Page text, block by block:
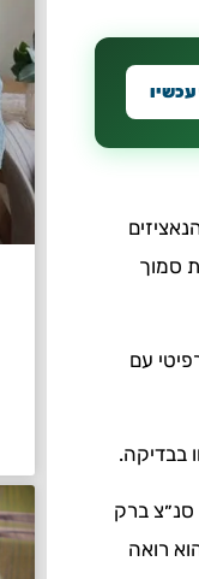
סמוך
עם
בבדיקה.
ברק
רואה